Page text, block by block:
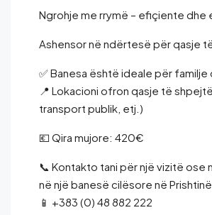
Ngrohje me rrymë – efiçiente
Ashensor në ndërtesë për qasje
✅ Banesa është ideale për
📍 Lokacioni ofron qasje të
transport publik, etj.)
💶 Qira mujore: 420€
📞 Kontakto tani për një vizitë
në një banesë cilësore në
📱 +383 (0) 48 882 222